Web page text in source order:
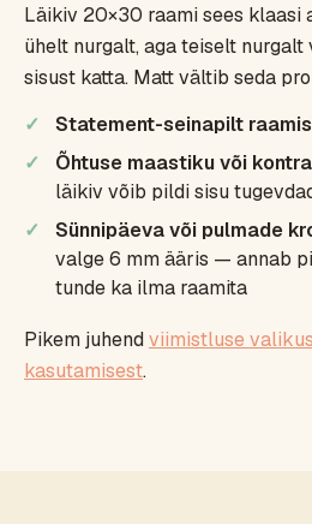
Läikiv 20×30 raami sees klaasi
ühelt nurgalt, aga teiselt
sisust katta. Matt vältib seda
Statement-seinapilt raamis
Õhtuse maastiku või
läikiv võib pildi sisu
Sünnipäeva või pulmade
valge 6 mm ääris — annab
tunde ka ilma raamita
Pikem juhendviimistluse
kasutamisest.